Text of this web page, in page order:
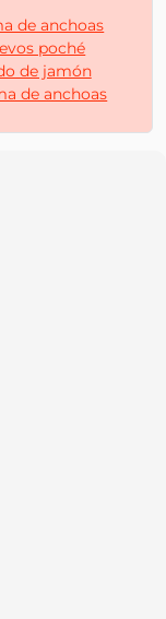
de anchoas
poché
de jamón
de anchoas